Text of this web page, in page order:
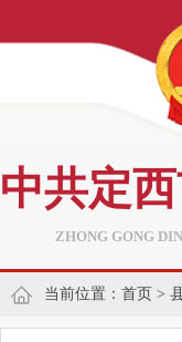
中共定
ZHONG GONG
当前位置： 首页 >